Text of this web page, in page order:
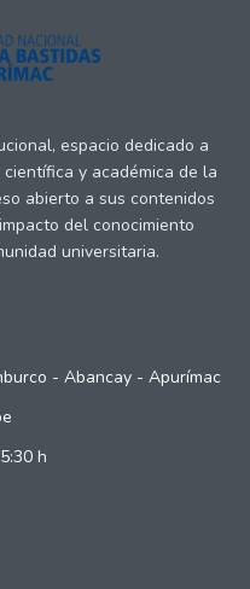
espacio dedicado a
y académica de la
abierto a sus contenidos
del conocimiento
universitaria.
- Abancay - Apurímac
h